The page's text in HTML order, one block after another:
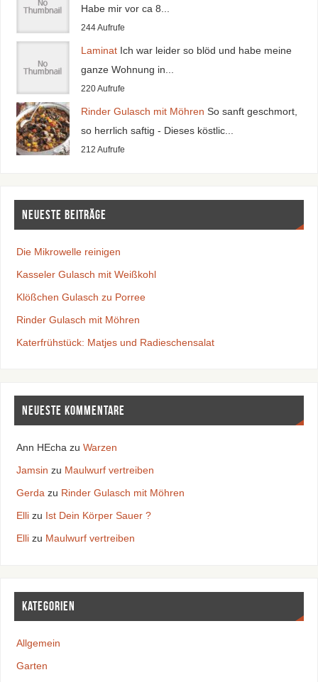
Habe mir vor ca 8...
244 Aufrufe
Laminat Ich war leider so blöd und habe meine
ganze Wohnung in...
220 Aufrufe
Rinder Gulasch mit Möhren So sanft geschmort,
so herrlich saftig - Dieses köstlic...
212 Aufrufe
Neueste Beiträge
Die Mikrowelle reinigen
Kasseler Gulasch mit Weißkohl
Klößchen Gulasch zu Porree
Rinder Gulasch mit Möhren
Katerfrühstück: Matjes und Radieschensalat
Neueste Kommentare
Ann HEcha zu Warzen
Jamsin zu Maulwurf vertreiben
Gerda zu Rinder Gulasch mit Möhren
Ellizu Ist Dein Körper Sauer ?
Ellizu Maulwurf vertreiben
Kategorien
Allgemein
Garten